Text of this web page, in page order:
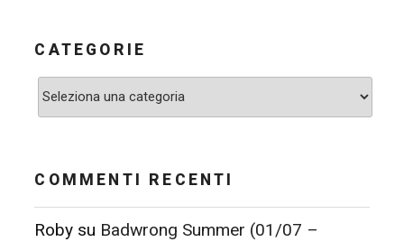
CATEGORIE
Categorie
COMMENTI RECENTI
Roby su Badwrong Summer (01/07 –